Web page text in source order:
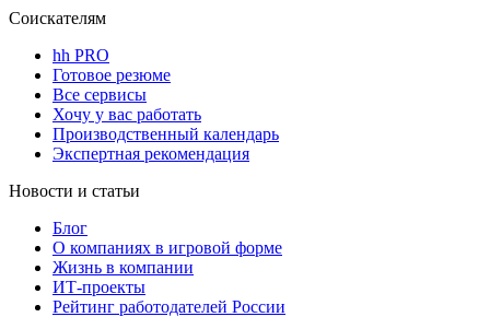
Соискателям
hh PRO
Готовое резюме
Все сервисы
Хочу у вас работать
Производственный календарь
Экспертная рекомендация
Новости и статьи
Блог
О компаниях в игровой форме
Жизнь в компании
ИТ-проекты
Рейтинг работодателей России